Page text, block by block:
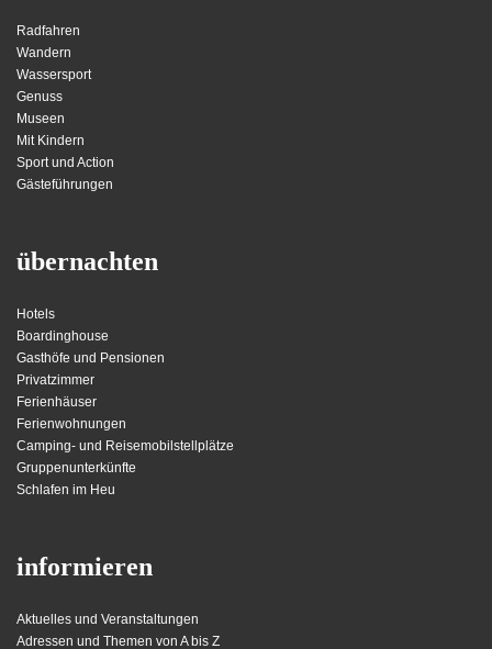
Radfahren
Wandern
Wassersport
Genuss
Museen
Mit Kindern
Sport und Action
Gästeführungen
übernachten
Hotels
Boardinghouse
Gasthöfe und Pensionen
Privatzimmer
Ferienhäuser
Ferienwohnungen
Camping- und Reisemobilstellplätze
Gruppenunterkünfte
Schlafen im Heu
informieren
Aktuelles und Veranstaltungen
Adressen und Themen von A bis Z